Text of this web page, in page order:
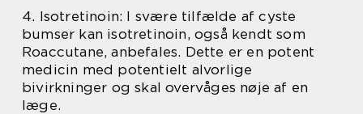
4. Isotretinoin: I svære tilfælde af cyste
bumser kan isotretinoin, også kendt som
Roaccutane, anbefales. Dette er en potent
medicin med potentielt alvorlige
bivirkninger og skal overvåges nøje af en
læge.